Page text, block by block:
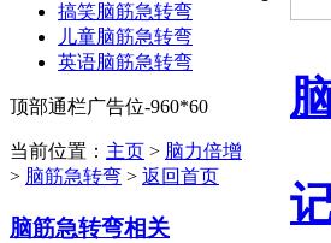
搞笑脑筋急转弯
儿童脑筋急转弯
英语脑筋急转弯
顶部通栏广告位-960*60
当前位置： 主页 > 脑力倍增
> 脑筋急转弯 > 返回首页
脑筋急转弯相关